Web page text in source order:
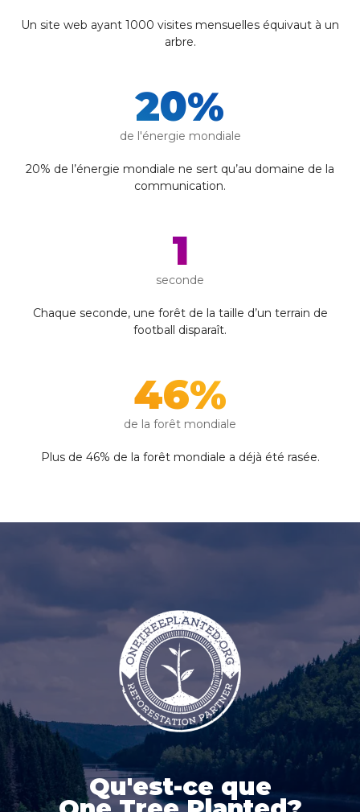
Un site web ayant 1000 visites mensuelles équivaut à un
arbre.
de l'énergie mondiale
20%
20% de l’énergie mondiale ne sert qu’au domaine de la
communication.
seconde
1
Chaque seconde, une forêt de la taille d’un terrain de
football disparaît.
de la forêt mondiale
46%
Plus de 46% de la forêt mondiale a déjà été rasée.
Qu'est-ce que